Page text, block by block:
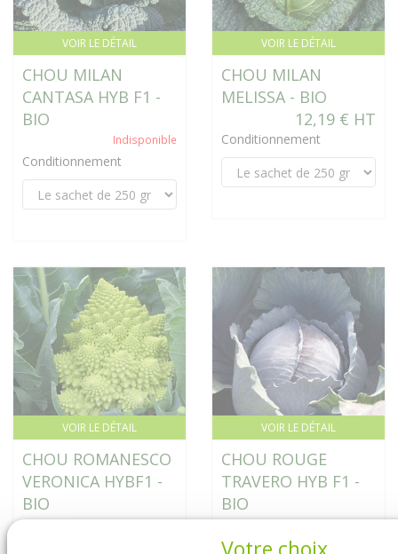
VOIR LE DÉTAIL
CHOU MILAN
CANTASA HYB F1 -
BIO
Indisponible
Conditionnement
VOIR LE DÉTAIL
CHOU MILAN
MELISSA - BIO
12,19 € HT
Conditionnement
VOIR LE DÉTAIL
CHOU ROMANESCO
VERONICA HYBF1 -
BIO
17,95 € HT
VOIR LE DÉTAIL
CHOU ROUGE
TRAVERO HYB F1 -
BIO
Indisponible
Conditionnement
Votre choix